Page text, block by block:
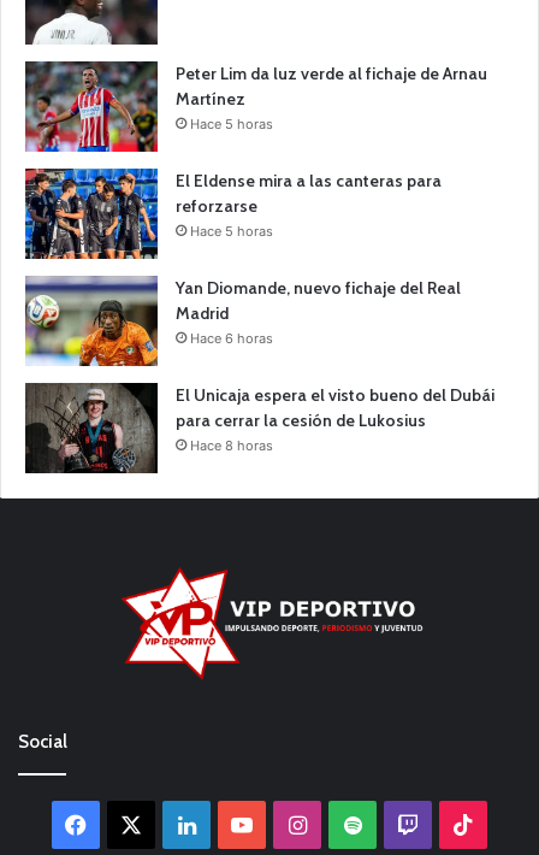
Peter Lim da luz verde al fichaje de Arnau
Martínez
Hace 5 horas
El Eldense mira a las canteras para
reforzarse
Hace 5 horas
Yan Diomande, nuevo fichaje del Real
Madrid
Hace 6 horas
El Unicaja espera el visto bueno del Dubái
para cerrar la cesión de Lukosius
Hace 8 horas
Social
Facebook LinkedInYouTubeInstagram
Spotify Twitch